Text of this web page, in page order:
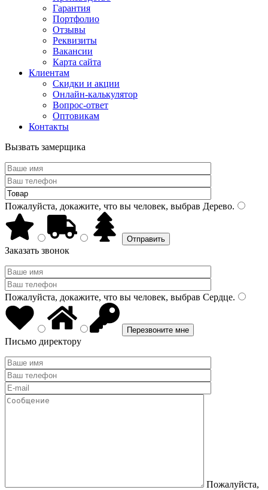
Гарантия
Портфолио
Отзывы
Реквизиты
Вакансии
Карта сайта
Клиентам
Скидки и акции
Онлайн-калькулятор
Вопрос-ответ
Оптовикам
Контакты
Вызвать замерщика
Пожалуйста, докажите, что вы человек, выбрав Дерево.
Заказать звонок
Пожалуйста, докажите, что вы человек, выбрав Сердце.
Письмо директору
Пожалуйста,